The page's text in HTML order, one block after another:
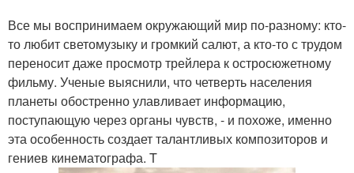
Все мы воспринимаем окружающий мир по-разному: кто-
то любит светомузыку и громкий салют, а кто-то с трудом
переносит даже просмотр трейлера к остросюжетному
фильму. Ученые выяснили, что четверть населения
планеты обостренно улавливает информацию,
поступающую через органы чувств, - и похоже, именно
эта особенность создает талантливых композиторов и
гениев кинематографа. T